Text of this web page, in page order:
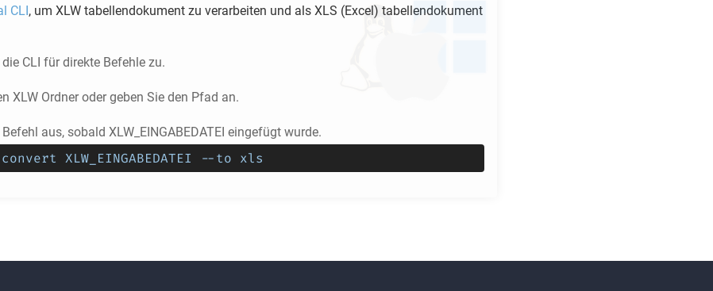
CLI, um XLW tabellendokument zu verarbeiten und als XLS (Excel) tabellendokument
CLI für direkte Befehle zu.
XLW Ordner oder geben Sie den Pfad an.
aus, sobald XLW_EINGABEDATEI eingefügt wurde.
XLW_EINGABEDATEI --to xls